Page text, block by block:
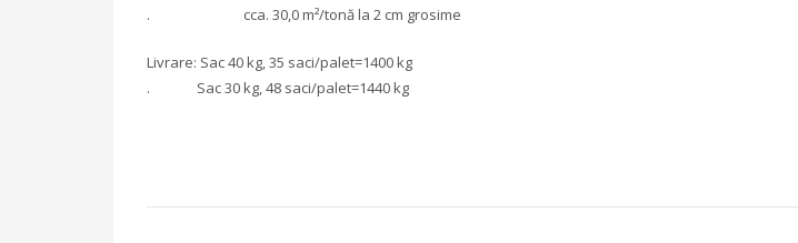
. cca. 30,0 m²/tonă la 2 cm grosime
Livrare: Sac 40 kg, 35 saci/palet=1400 kg
. Sac 30 kg, 48 saci/palet=1440 kg